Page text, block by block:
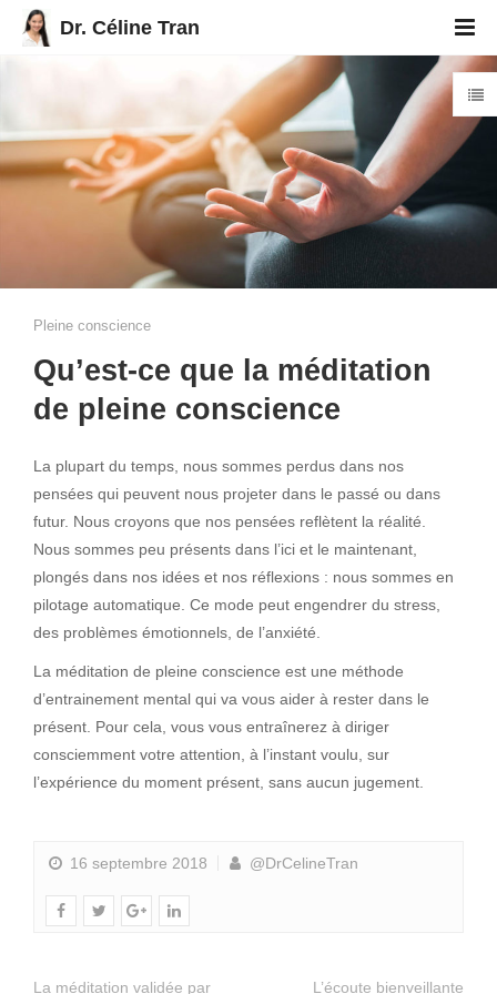
Dr. Céline Tran
Pleine conscience
Qu’est-ce que la méditation
de pleine conscience
La plupart du temps, nous sommes perdus dans nos
pensées qui peuvent nous projeter dans le passé ou dans
futur. Nous croyons que nos pensées reflètent la réalité.
Nous sommes peu présents dans l’ici et le maintenant,
plongés dans nos idées et nos réflexions : nous sommes en
pilotage automatique. Ce mode peut engendrer du stress,
des problèmes émotionnels, de l’anxiété.
La méditation de pleine conscience est une méthode
d’entrainement mental qui va vous aider à rester dans le
présent. Pour cela, vous vous entraînerez à diriger
consciemment votre attention, à l’instant voulu, sur
l’expérience du moment présent, sans aucun jugement.
16 septembre 2018 @DrCelineTran
La méditation validée par L’écoute bienveillante